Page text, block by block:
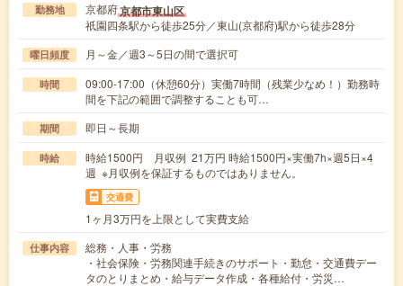
勤務地 京都府京都市東山区
祇園四条駅から徒歩25分／東山(京都府)駅から徒歩28分
曜日頻度 月～金／週3～5日の間で選択可
時間
09:00-17:00（休憩60分）実働7時間（残業少なめ！）勤務時
間を下記の範囲で調整することも可…
期間 即日～長期
時給
時給1500円 月収例 21万円 時給1500円×実働7h×週5日×4
週 ※月収例を保証するものではありません。
交通費
1ヶ月3万円を上限として実費支給
仕事内容
総務・人事・労務
・社会保険・労務関連手続きのサポート・勤怠・交通費デー
タのとりまとめ・給与データ作成・各種給付・労災…